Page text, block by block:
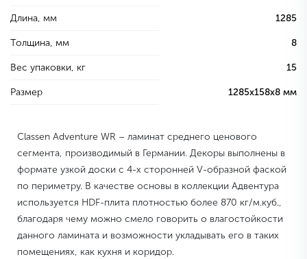
Длина, мм 1285
Толщина, мм 8
Вес упаковки, кг 15
Размер 1285х158х8 мм
Classen Adventure WR – ламинат среднего ценового
сегмента, производимый в Германии. Декоры выполнены в
формате узкой доски с 4-х сторонней V-образной фаской
по периметру. В качестве основы в коллекции Адвентура
используется HDF-плита плотностью более 870 кг/м.куб.,
благодаря чему можно смело говорить о влагостойкости
данного ламината и возможности укладывать его в таких
помещениях, как кухня и коридор.